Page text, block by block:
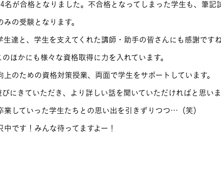
名が合格となりました。不合格となってしまった学生も、筆記
の受験となります。
生達と、学生を支えてくれた講師・助手の皆さんにも感謝です
ほかにも様々な資格取得に力を入れています。
のための資格対策授業、両面で学生をサポートしています。
びにきていただき、より詳しい話を聞いていただければと思い
業していった学生たちとの思い出を引きずりつつ…（笑）
です！みんな待ってますよー！